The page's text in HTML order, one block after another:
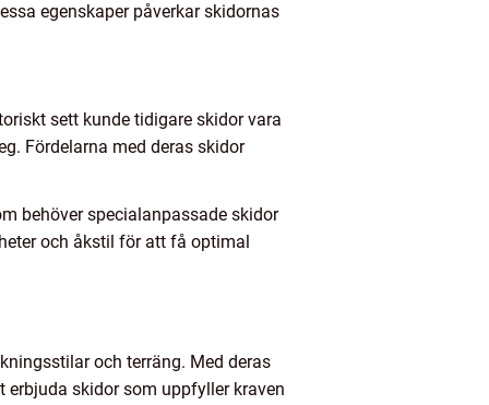
egenskaper påverkar skidornas
sett kunde tidigare skidor vara
Fördelarna med deras skidor
behöver specialanpassade skidor
och åkstil för att få optimal
och terräng. Med deras
skidor som uppfyller kraven